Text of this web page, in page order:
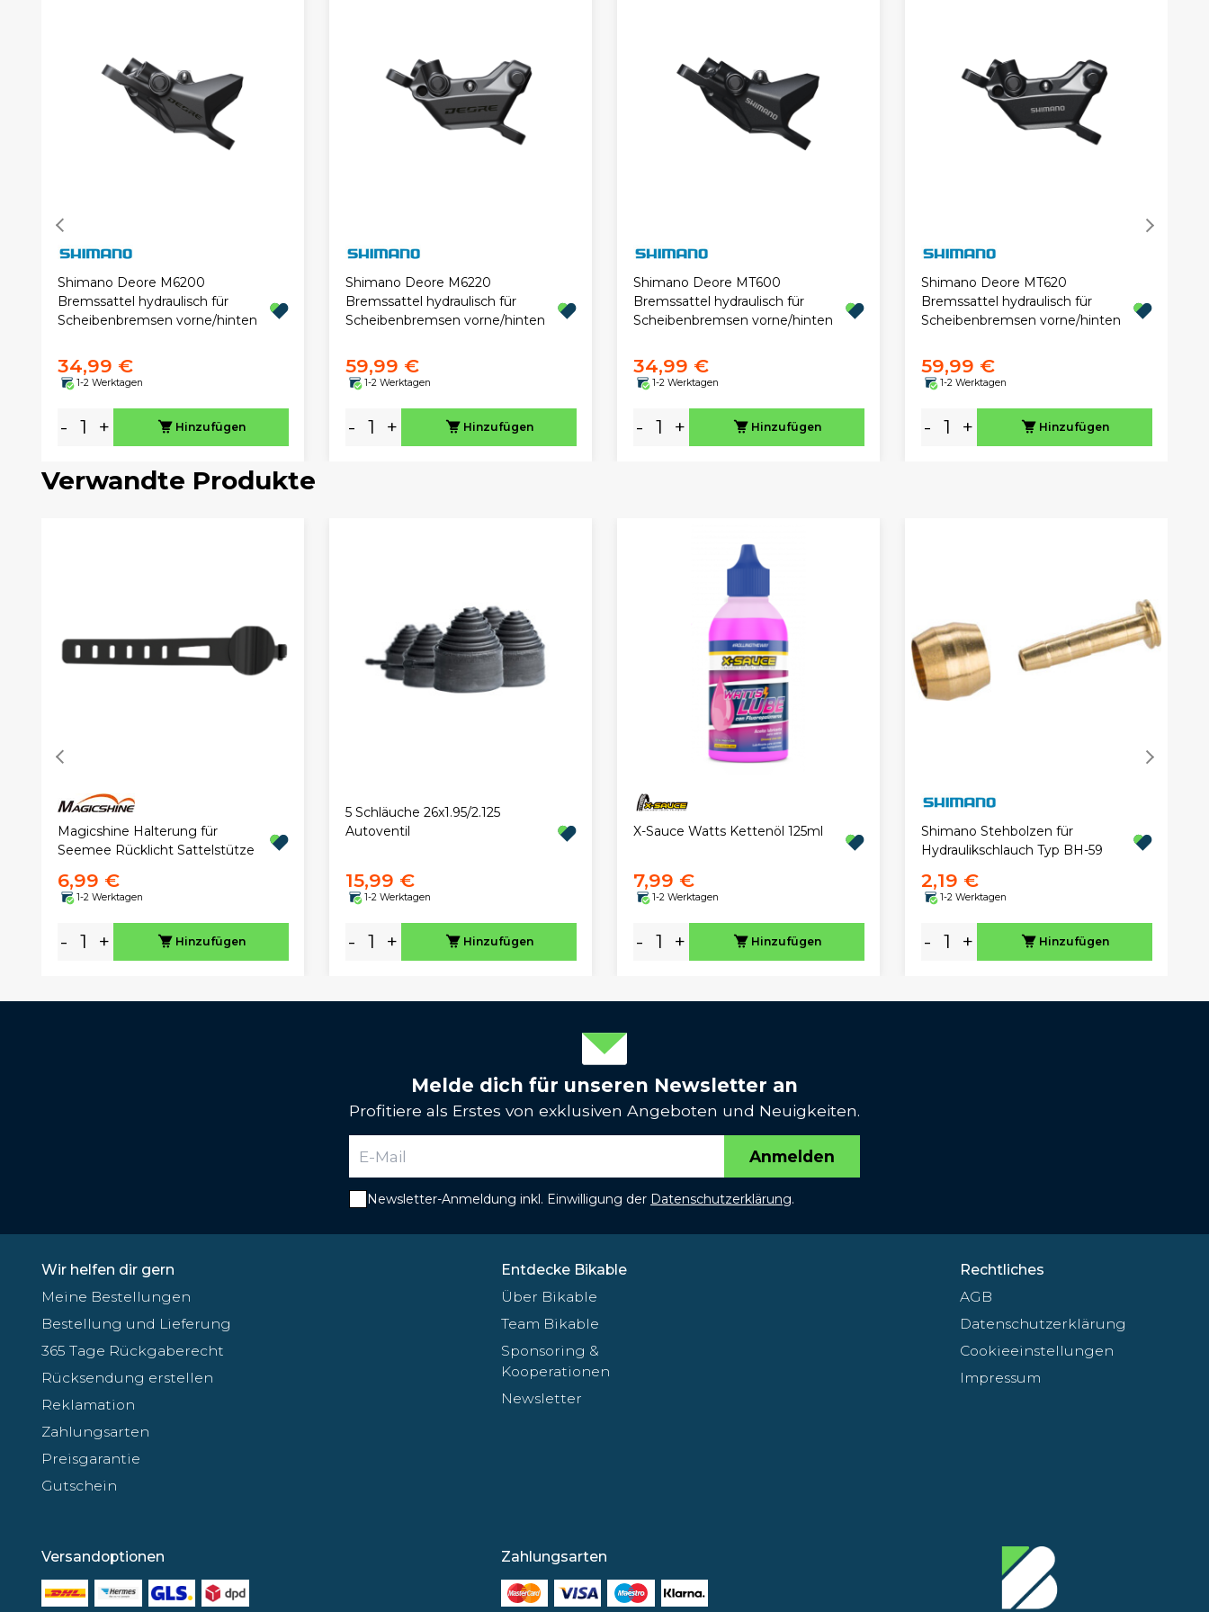
Shimano Deore M6200
Bremssattel hydraulisch für
Scheibenbremsen vorne/hinten
34,99 €
1-2 Werktagen
- + Hinzufügen
Shimano Deore M6220
Bremssattel hydraulisch für
Scheibenbremsen vorne/hinten
59,99 €
1-2 Werktagen
- + Hinzufügen
Shimano Deore MT600
Bremssattel hydraulisch für
Scheibenbremsen vorne/hinten
34,99 €
1-2 Werktagen
- + Hinzufügen
Shimano Deore MT620
Bremssattel hydraulisch für
Scheibenbremsen vorne/hinten
59,99 €
1-2 Werktagen
- + Hinzufügen
Verwandte Produkte
Magicshine Halterung für
Seemee Rücklicht Sattelstütze
6,99 €
1-2 Werktagen
- + Hinzufügen
5 Schläuche 26x1.95/2.125
Autoventil
15,99 €
1-2 Werktagen
- + Hinzufügen
X-Sauce Watts Kettenöl 125ml
7,99 €
1-2 Werktagen
- + Hinzufügen
Shimano Stehbolzen für
Hydraulikschlauch Typ BH-59
2,19 €
1-2 Werktagen
- + Hinzufügen
Melde dich für unseren Newsletter an
Profitiere als Erstes von exklusiven Angeboten und Neuigkeiten.
Anmelden
Newsletter-Anmeldung inkl. Einwilligung der Datenschutzerklärung.
Wir helfen dir gern
Meine Bestellungen
Bestellung und Lieferung
365 Tage Rückgaberecht
Rücksendung erstellen
Reklamation
Zahlungsarten
Preisgarantie
Gutschein
Entdecke Bikable
Über Bikable
Team Bikable
Sponsoring &
Kooperationen
Newsletter
Rechtliches
AGB
Datenschutzerklärung
Cookieeinstellungen
Impressum
Versandoptionen Zahlungsarten